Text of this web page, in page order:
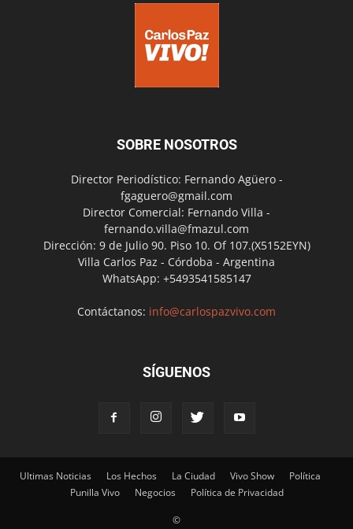
SOBRE NOSOTROS
Director Periodístico: Fernando Agüero -
fgaguero@gmail.com
Director Comercial: Fernando Villa -
fernando.villa@fmazul.com
Dirección: 9 de Julio 90. Piso 10. Of 107.(X5152EYN)
Villa Carlos Paz - Córdoba - Argentina
WhatsApp: +5493541585147
Contáctanos: info@carlospazvivo.com
SÍGUENOS
Ultimas Noticias Los Hechos La Ciudad Vivo Show
Política
Punilla Vivo
Negocios Política de Privacidad
©